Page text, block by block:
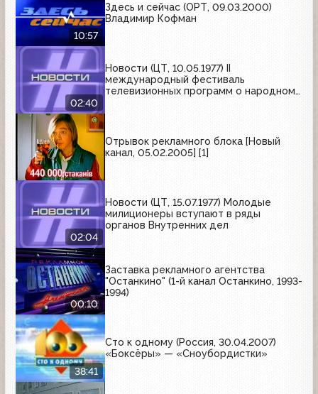
10:57
Здесь и сейчас (ОРТ, 09.03.2000)
Владимир Кофман
02:40
Новости (ЦТ, 10.05.1977) II
международный фестиваль
телевизионных программ о народном
Отрывок рекламного блока [Новый
канал, 05.02.2005] [1]
02:04
Новости (ЦТ, 15.07.1977) Молодые
милиционеры вступают в ряды
органов Внутренних дел
00:10
Заставка рекламного агентства
"Останкино" (1-й канал Останкино, 1993-
1994)
38:41
Сто к одному (Россия, 30.04.2007)
«Боксёры» — «Сноубордистки»